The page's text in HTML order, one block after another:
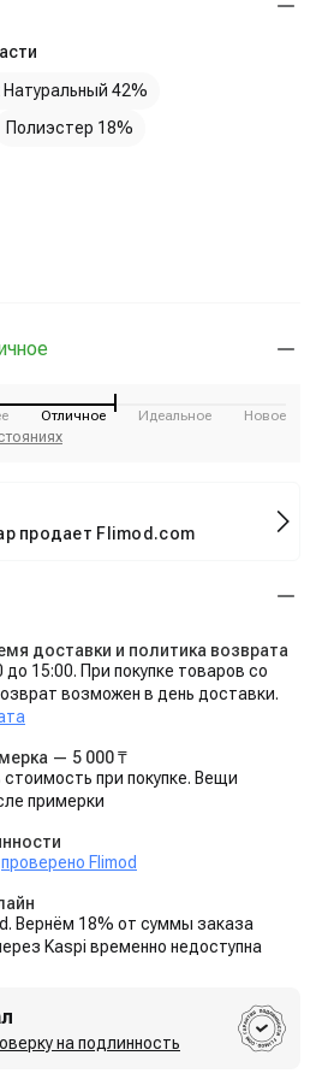
Натуральный 42%
Полиэстер 18%
Отличное Идеальное Новое
продает Flimod.com
доставки и политика возврата
15:00. При покупке товаров со
возможен в день доставки.
— 5 000 ₸
при покупке. Вещи
примерки
проверено Flimod
Вернём 18% от суммы заказа
Kaspi временно недоступна
на подлинность